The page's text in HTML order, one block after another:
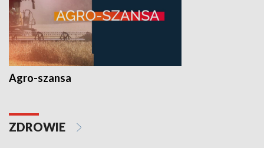
Agro-szansa
ZDROWIE